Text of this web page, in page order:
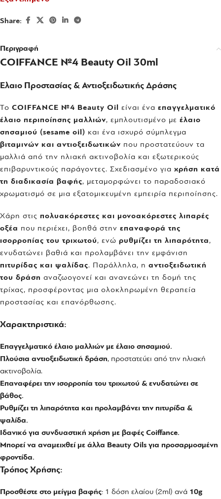
Share:
Περιγραφή
COIFFANCE №4 Beauty Oil 30ml
Έλαιο Προστασίας & Αντιοξειδωτικής Δράσης
Το COIFFANCE №4 Beauty Oil είναι ένα επαγγελματικό
έλαιο περιποίησης μαλλιών, εμπλουτισμένο με έλαιο
σησαμιού (sesame oil) και ένα ισχυρό σύμπλεγμα
βιταμινών και αντιοξειδωτικών που προστατεύουν τα
μαλλιά από την ηλιακή ακτινοβολία και εξωτερικούς
επιβαρυντικούς παράγοντες. Σχεδιασμένο για χρήση κατά
τη διαδικασία βαφής, μεταμορφώνει το παραδοσιακό
χρωματισμό σε μια εξατομικευμένη εμπειρία περιποίησης.
Χάρη στις πολυακόρεστες και μονοακόρεστες λιπαρές
οξέα που περιέχει, βοηθά στην επαναφορά της
ισορροπίας του τριχωτού, ενώ ρυθμίζει τη λιπαρότητα,
ενυδατώνει βαθιά και προλαμβάνει την εμφάνιση
πιτυρίδας και ψαλίδας. Παράλληλα, η αντιοξειδωτική
του δράση αναζωογονεί και ανανεώνει τη δομή της
τρίχας, προσφέροντας μια ολοκληρωμένη θεραπεία
προστασίας και επανόρθωσης.
Χαρακτηριστικά:
Επαγγελματικό έλαιο μαλλιών με έλαιο σησαμιού.
Πλούσια αντιοξειδωτική δράση, προστατεύει από την ηλιακή
ακτινοβολία.
Επαναφέρει την ισορροπία του τριχωτού & ενυδατώνει σε
βάθος.
Ρυθμίζει τη λιπαρότητα και προλαμβάνει την πιτυρίδα &
ψαλίδα.
Ιδανικό για συνδυαστική χρήση με βαφές Coiffance.
Μπορεί να αναμειχθεί με άλλα Beauty Oils για προσαρμοσμένη
φροντίδα.
Τρόπος Χρήσης:
Προσθέστε στο μείγμα βαφής: 1 δόση ελαίου (2ml) ανά 10g